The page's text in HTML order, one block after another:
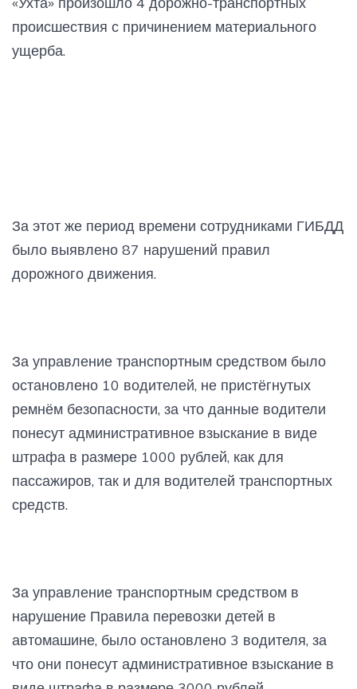
происшествия с причинением материального
ущерба.
За этот же период времени сотрудниками ГИБДД
было выявлено 87 нарушений правил
дорожного движения.
За управление транспортным средством было
остановлено 10 водителей, не пристёгнутых
ремнём безопасности, за что данные водители
понесут административное взыскание в виде
штрафа в размере 1000 рублей, как для
пассажиров, так и для водителей транспортных
средств.
За управление транспортным средством в
нарушение Правила перевозки детей в
автомашине, было остановлено 3 водителя, за
что они понесут административное взыскание в